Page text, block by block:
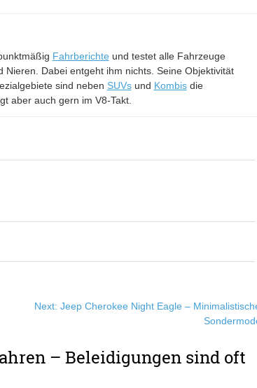
Fahrberichte und testet alle Fahrzeuge
Dabei entgeht ihm nichts. Seine Objektivität
sind neben SUVsund Kombisdie
aber auch gern im V8-Takt.
Next: Jeep Cherokee Night Eagle –
– Beleidigungen sind oft